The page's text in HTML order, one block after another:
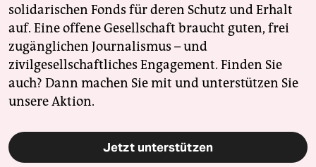
solidarischen Fonds für deren Schutz und Erhalt
auf. Eine offene Gesellschaft braucht guten, frei
zugänglichen Journalismus – und
zivilgesellschaftliches Engagement. Finden Sie
auch? Dann machen Sie mit und unterstützen Sie
unsere Aktion.
Jetzt unterstützen